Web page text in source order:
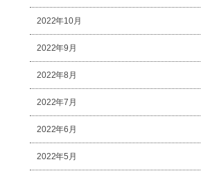
2022年10月
2022年9月
2022年8月
2022年7月
2022年6月
2022年5月